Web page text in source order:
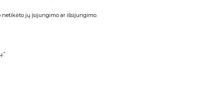
netikėto jų įsijungimo ar išsijungimo.